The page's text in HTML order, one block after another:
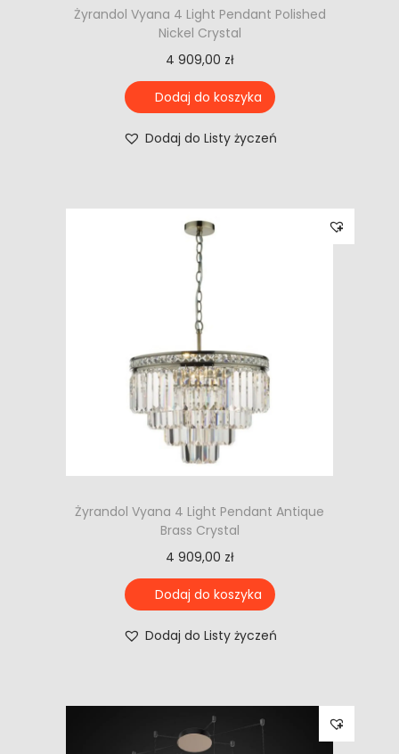
Żyrandol Vyana 4 Light Pendant Polished
Nickel Crystal
4 909,00 zł
Dodaj do koszyka
Dodaj do Listy życzeń
Żyrandol Vyana 4 Light Pendant Antique
Brass Crystal
4 909,00 zł
Dodaj do koszyka
Dodaj do Listy życzeń